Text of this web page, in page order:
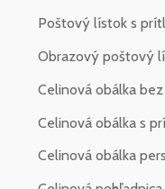
Poštový lístok s
Obrazový poštový
Celinová obálka
Celinová obálka s
Celinová obálka